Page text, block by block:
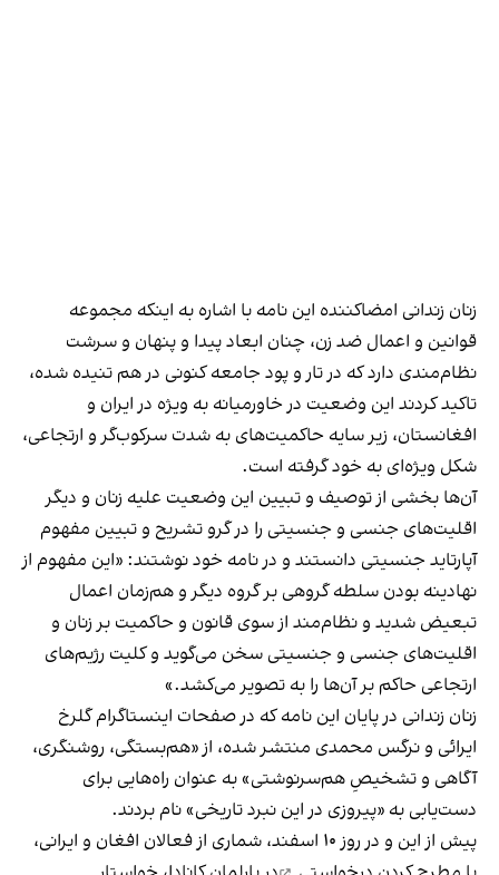
زنان زندانی امضا‌کننده این نامه با اشاره به اینکه مجموعه
قوانین و اعمال ضد زن، چنان ابعاد پیدا و پنهان و سرشت
نظام‌مندی دارد که در تار و پود جامعه کنونی در هم تنیده شده،
تاکید کردند این وضعیت در خاورمیانه به ویژه در ایران و
افغانستان، زیر سایه حاکمیت‌های به شدت سرکوب‌گر و ارتجاعی،
شکل ویژه‌ای به خود گرفته است.
آن‌ها بخشی از توصیف و تبیین این وضعیت علیه زنان و دیگر
اقلیت‌های جنسی و جنسیتی را در گرو تشریح و تبیین مفهوم
آپارتاید جنسیتی دانستند و در نامه خود نوشتند: «این مفهوم از
نهادینه بودن سلطه گروهی بر گروه دیگر و هم‌زمان اعمال
تبعیض شدید و نظام‌مند از سوی قانون و حاکمیت بر زنان و
اقلیت‌های جنسی و جنسیتی سخن می‌گوید و کلیت رژیم‌های
ارتجاعی حاکم بر آن‌ها را به تصویر می‌کشد.»
زنان زندانی در پایان این نامه که در صفحات اینستاگرامگلرخ
ایرائی ونرگس محمدی منتشر شده، از «هم‌بستگی، روشنگری،
آگاهی و تشخیصِ هم‌سرنوشتی» به عنوان راه‌هایی برای
دست‌یابی به «پیروزی در این نبرد تاریخی» نام بردند.
پیش از این و در روز ۱۰ اسفند، شماری از فعالان افغان و ایرانی،